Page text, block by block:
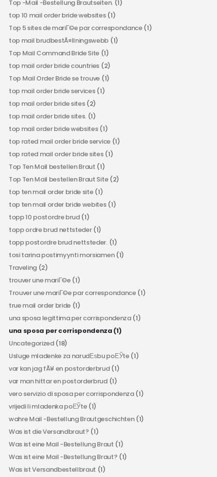
Top -Mail -Bestellung Brautseiten.(1)
top 10 mail order bride websites(1)
Top 5 sites de mariГ©e par correspondance(1)
top mail brudbestÃ¤llningswebb (1)
Top Mail Command Bride Site (1)
top mail order bride countries (2)
Top Mail Order Bride se trouve (1)
top mail order bride services(1)
top mail order bride sites(2)
top mail order bride sites. (1)
top mail order bride websites(1)
top rated mail order bride service(1)
top rated mail order bride sites(1)
Top Ten Mail bestellen Braut (1)
Top Ten Mail bestellen Braut Site(2)
top ten mail order bride site(1)
top ten mail order bride webites(1)
topp 10 postordre brud(1)
topp ordre brud nettsteder(1)
topp postordre brud nettsteder.(1)
tosi tarina postimyynti morsiamen(1)
Traveling(2)
trouver une mariГ©e(1)
Trouver une mariГ©e par correspondance(1)
true mail order bride (1)
una sposa legittima per corrispondenza(1)
una sposa per corrispondenza (1)
Uncategorized(18)
Usluge mladenke za narudЕѕbu poЕЎte(1)
var kan jag fÃ¥ en postorderbrud(1)
var man hittar en postorderbrud(1)
vero servizio di sposa per corrispondenza(1)
vrijedi li mladenka poЕЎte(1)
wahre Mail -Bestellung Brautgeschichten(1)
Was ist die Versandbraut? (1)
Was ist eine Mail -Bestellung Braut (1)
Was ist eine Mail -Bestellung Braut? (1)
Was ist Versandbestellbraut (1)